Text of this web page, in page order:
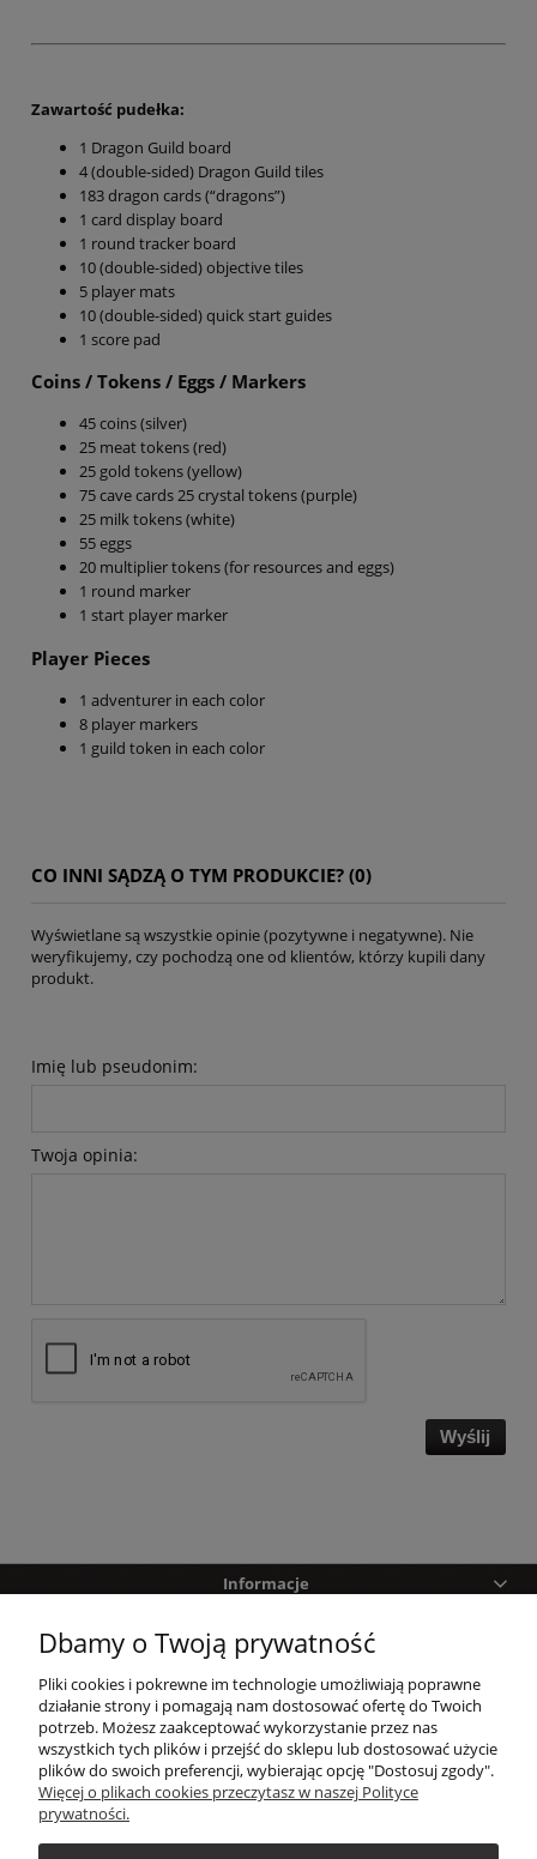
Zawartość pudełka:
1 Dragon Guild board
4 (double-sided) Dragon Guild tiles
183 dragon cards (“dragons”)
1 card display board
1 round tracker board
10 (double-sided) objective tiles
5 player mats
10 (double-sided) quick start guides
1 score pad
Coins / Tokens / Eggs / Markers
45 coins (silver)
25 meat tokens (red)
25 gold tokens (yellow)
75 cave cards 25 crystal tokens (purple)
25 milk tokens (white)
55 eggs
20 multiplier tokens (for resources and eggs)
1 round marker
1 start player marker
Player Pieces
1 adventurer in each color
8 player markers
1 guild token in each color
CO INNI SĄDZĄ O TYM PRODUKCIE? (0)
Wyświetlane są wszystkie opinie (pozytywne i negatywne). Nie
weryfikujemy, czy pochodzą one od klientów, którzy kupili dany
produkt.
Imię lub pseudonim:
Twoja opinia:
Wyślij
Informacje
Pomoc
Zakupy
Twoje konto
Dbamy o Twoją prywatność
Pliki cookies i pokrewne im technologie umożliwiają poprawne
działanie strony i pomagają nam dostosować ofertę do Twoich
potrzeb. Możesz zaakceptować wykorzystanie przez nas
wszystkich tych plików i przejść do sklepu lub dostosować użycie
plików do swoich preferencji, wybierając opcję "Dostosuj zgody".
Więcej o plikach cookies przeczytasz w naszej Polityce
prywatności.